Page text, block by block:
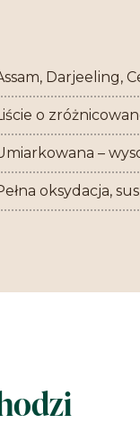
Darjeeling,
o
–
oksydacja,